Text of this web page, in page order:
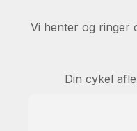
Vi henter og ringer
Din cykel